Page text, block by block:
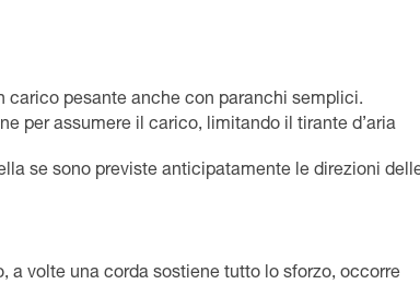
carico pesante anche con paranchi semplici.
per assumere il carico, limitando il tirante d’aria
se sono previste anticipatamente le direzioni
a volte una corda sostiene tutto lo sforzo, occorre